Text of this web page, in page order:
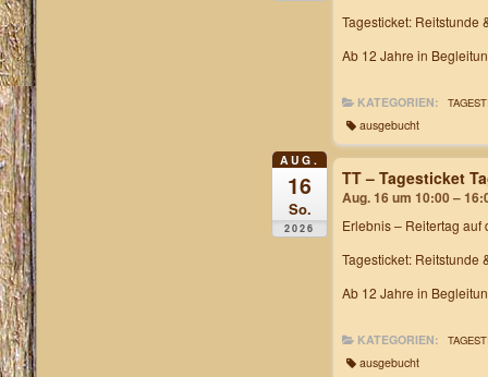
Tagesticket: Reitstunde
Ab 12 Jahre in
KATEGORIEN:
ausgebucht
AUG.
16
So.
2026
TT – Tagesticket
Aug. 16 um 10:00 –
Erlebnis – Reitertag auf
Tagesticket: Reitstunde
Ab 12 Jahre in
KATEGORIEN:
ausgebucht